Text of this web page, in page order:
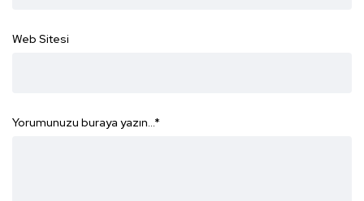
Web Sitesi
Yorumunuzu buraya yazın...*